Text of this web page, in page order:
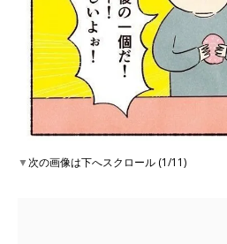
▼次の画像は下へスクロール (1/11)